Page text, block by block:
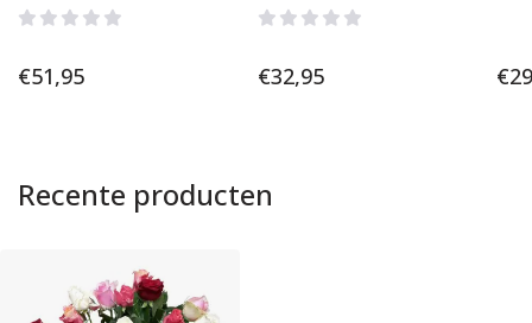
€51,95 €32,95 €
Recente producten